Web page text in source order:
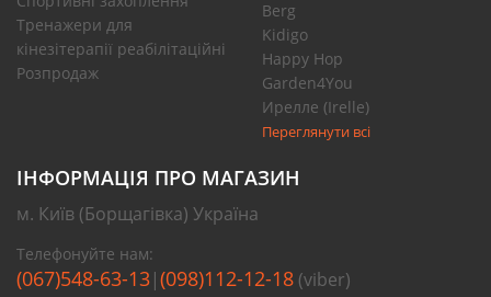
Тренажери для
кінезітерапії реабілітаційні
Розпродаж
Berg
Kidigo
Happy Hop
Garden4You
Ирелле (Irelle)
Переглянути всі
ІНФОРМАЦІЯ ПРО МАГАЗИН
м. Київ (Борщагівка) Україна
Телефонуйте нам:
(067)548-63-13|(098)112-12-18 (viber)